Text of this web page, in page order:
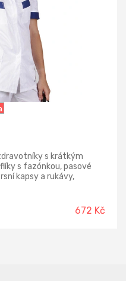
s krátkým
s fazónkou, pasové
kapsy a rukávy,
672 Kč